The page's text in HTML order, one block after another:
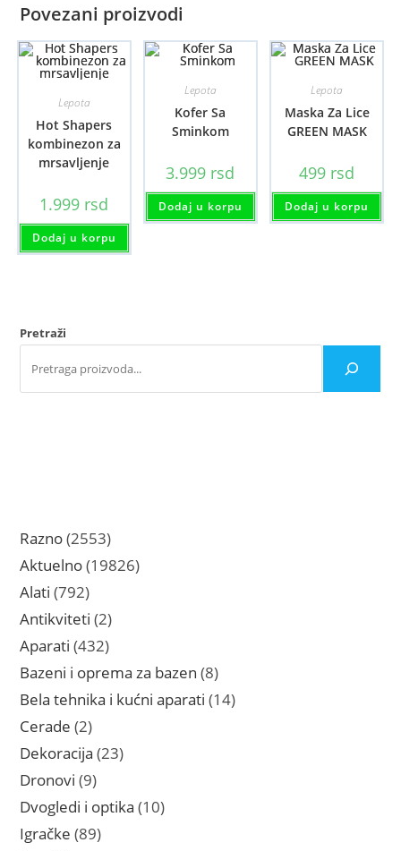
Povezani proizvodi
Lepota
Hot Shapers
kombinezon za
mrsavljenje
1.999 rsd
Dodaj u korpu
Lepota
Kofer Sa
Sminkom
3.999 rsd
Dodaj u korpu
Lepota
Maska Za Lice
GREEN MASK
499 rsd
Dodaj u korpu
Pretraži
Razno 25532553
proizvoda
Aktuelno 1982619826
Alati 792792
proizvoda
Antikviteti 22
proizvoda
Aparati 432432
proizvoda
Bazeni i oprema za bazen 88
proizvoda
Bela tehnika i kućni aparati 1414
Cerade 22
proizvoda
Dekoracija 2323
Dronovi 99
proizvoda
Dvogledi i optika 1010
Igračke 8989